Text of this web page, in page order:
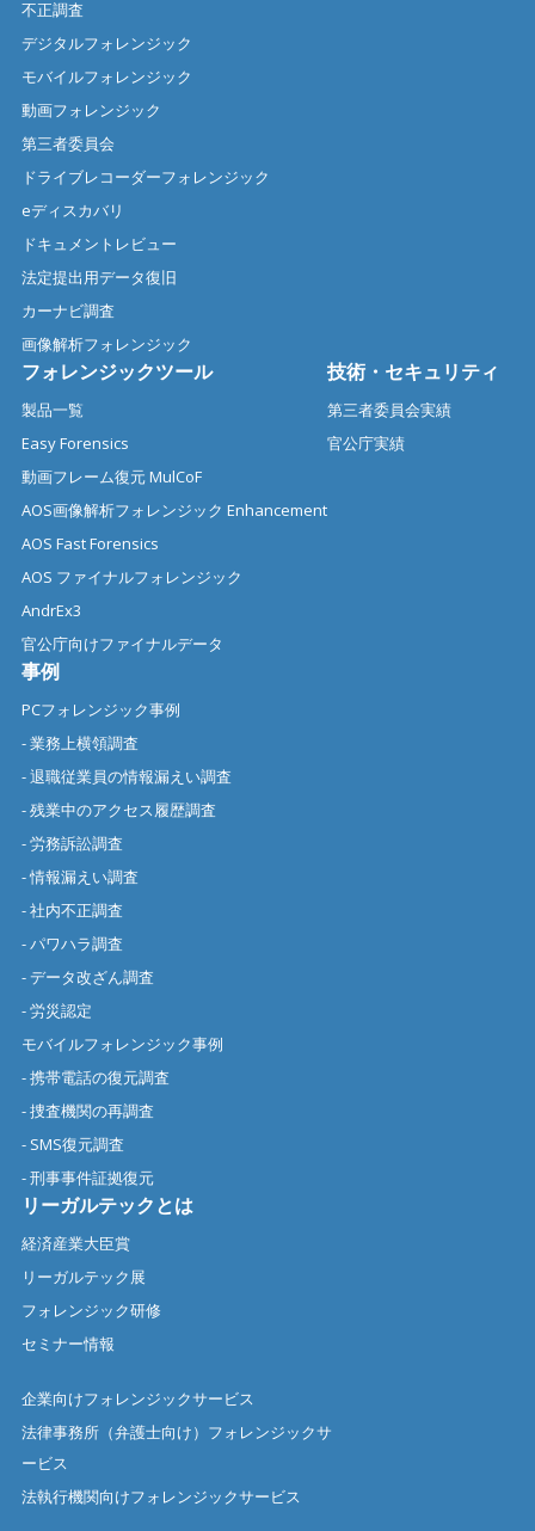
不正調査
デジタルフォレンジック
モバイルフォレンジック
動画フォレンジック
第三者委員会
ドライブレコーダーフォレンジック
eディスカバリ
ドキュメントレビュー
法定提出用データ復旧
カーナビ調査
画像解析フォレンジック
フォレンジックツール
製品一覧
Easy Forensics
動画フレーム復元 MulCoF
AOS画像解析フォレンジック Enhancement
AOS Fast Forensics
AOS ファイナルフォレンジック
AndrEx3
官公庁向けファイナルデータ
技術・セキュリティ
第三者委員会実績
官公庁実績
事例
PCフォレンジック事例
- 業務上横領調査
- 退職従業員の情報漏えい調査
- 残業中のアクセス履歴調査
- 労務訴訟調査
- 情報漏えい調査
- 社内不正調査
- パワハラ調査
- データ改ざん調査
- 労災認定
モバイルフォレンジック事例
- 携帯電話の復元調査
- 捜査機関の再調査
- SMS復元調査
- 刑事事件証拠復元
リーガルテックとは
経済産業大臣賞
リーガルテック展
フォレンジック研修
セミナー情報
企業向けフォレンジックサービス
法律事務所（弁護士向け）フォレンジックサ
ービス
法執行機関向けフォレンジックサービス